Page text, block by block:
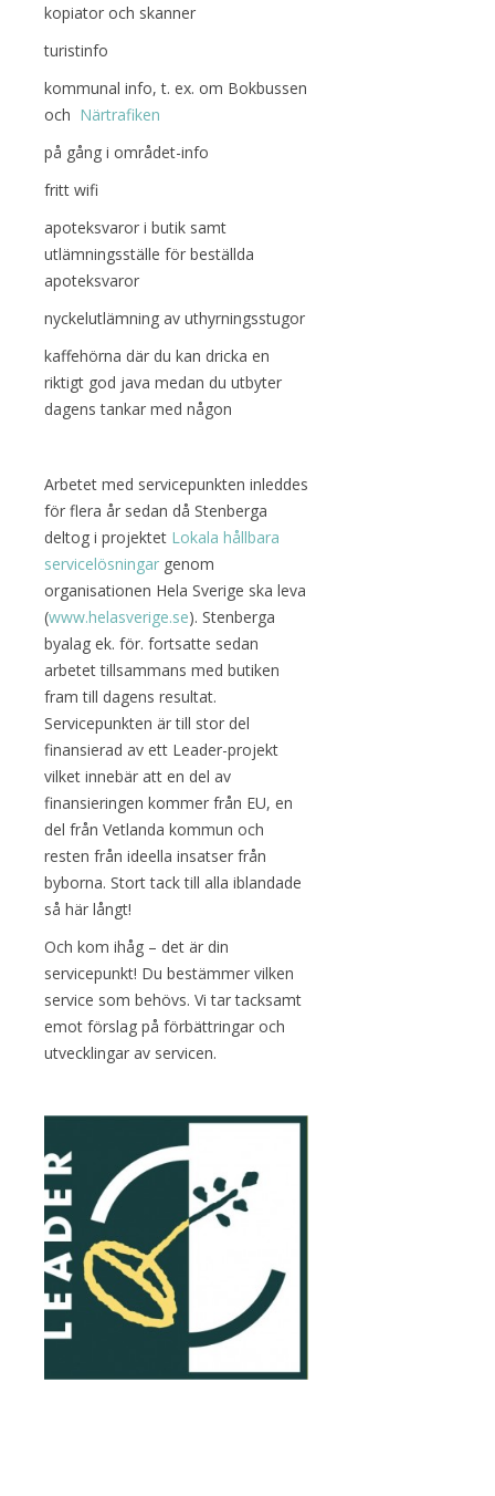
kopiator och skanner
turistinfo
kommunal info, t. ex. om Bokbussen
och Närtrafiken
på gång i området-info
fritt wifi
apoteksvaror i butik samt
utlämningsställe för beställda
apoteksvaror
nyckelutlämning av uthyrningsstugor
kaffehörna där du kan dricka en
riktigt god java medan du utbyter
dagens tankar med någon
Arbetet med servicepunkten inleddes
för flera år sedan då Stenberga
deltog i projektet Lokala hållbara
servicelösningar genom
organisationen Hela Sverige ska leva
(www.helasverige.se). Stenberga
byalag ek. för. fortsatte sedan
arbetet tillsammans med butiken
fram till dagens resultat.
Servicepunkten är till stor del
finansierad av ett Leader-projekt
vilket innebär att en del av
finansieringen kommer från EU, en
del från Vetlanda kommun och
resten från ideella insatser från
byborna. Stort tack till alla iblandade
så här långt!
Och kom ihåg – det är din
servicepunkt! Du bestämmer vilken
service som behövs. Vi tar tacksamt
emot förslag på förbättringar och
utvecklingar av servicen.